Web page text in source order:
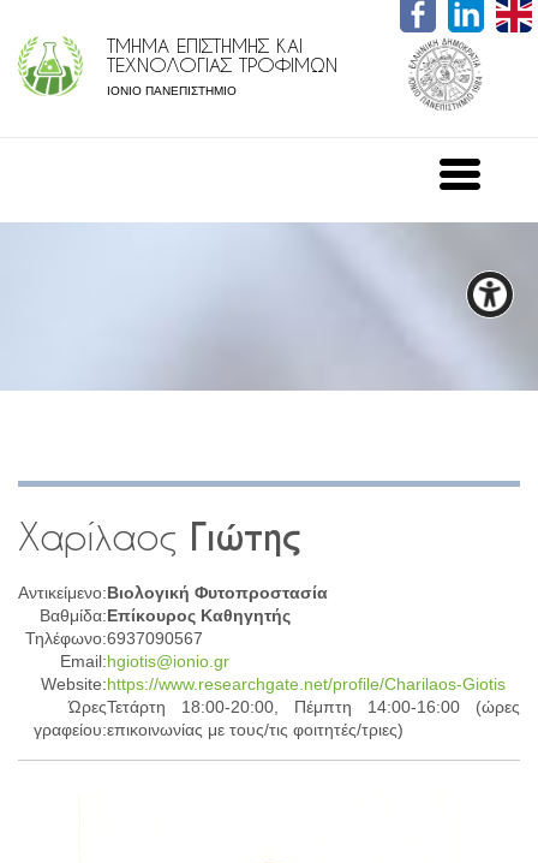
ΤΜΗΜΑ ΕΠΙΣΤΗΜΗΣ ΚΑΙ
ΤΕΧΝΟΛΟΓΙΑΣ ΤΡΟΦΙΜΩΝ
ΙΟΝΙΟ ΠΑΝΕΠΙΣΤΗΜΙΟ
Χαρίλαος Γιώτης
Αντικείμενο:Βιολογική Φυτοπροστασία
Βαθμίδα:Επίκουρος Καθηγητής
Τηλέφωνο:6937090567
Email:hgiotis@ionio.gr
Website:https://www.researchgate.net/profile/Charilaos-Giotis
Ώρες
γραφείου:
Τετάρτη 18:00-20:00, Πέμπτη 14:00-16:00 (ώρες
επικοινωνίας με τους/τις φοιτητές/τριες)